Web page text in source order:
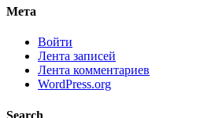
Мета
Войти
Лента записей
Лента комментариев
WordPress.org
Search